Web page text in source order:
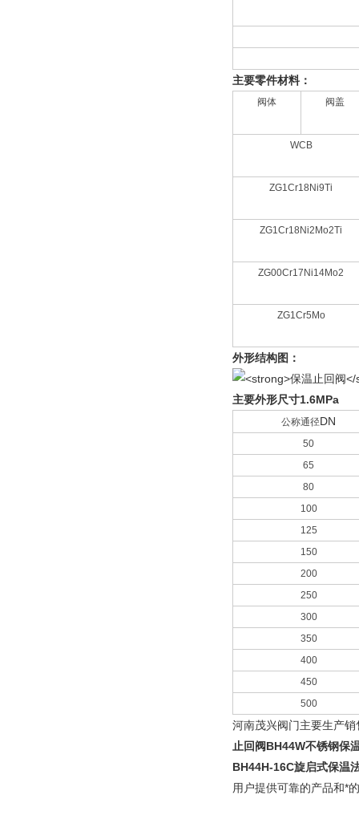
主要零件材料：
阀体 阀盖
WCB
ZG1Cr18Ni9Ti
ZG1Cr18Ni2Mo2Ti
ZG00Cr17Ni14Mo2
ZG1Cr5Mo
外形结构图：
主要外形尺寸1.6MPa
公称通径DN
50
65
80
100
125
150
200
250
300
350
400
450
500
河南茂兴阀门主要生产销
止回阀BH44W不锈钢保
BH44H-16C旋启式保温
用户提供可靠的产品和*